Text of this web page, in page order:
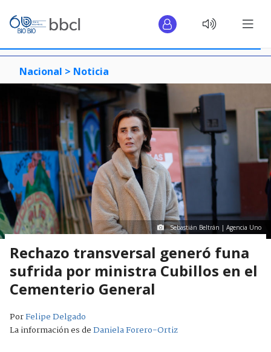
Nacional > Noticia
Sebastián Beltrán | Agencia Uno
Rechazo transversal generó funa
sufrida por ministra Cubillos en el
Cementerio General
PorFelipe Delgado
La información es deDaniela Forero-Ortiz